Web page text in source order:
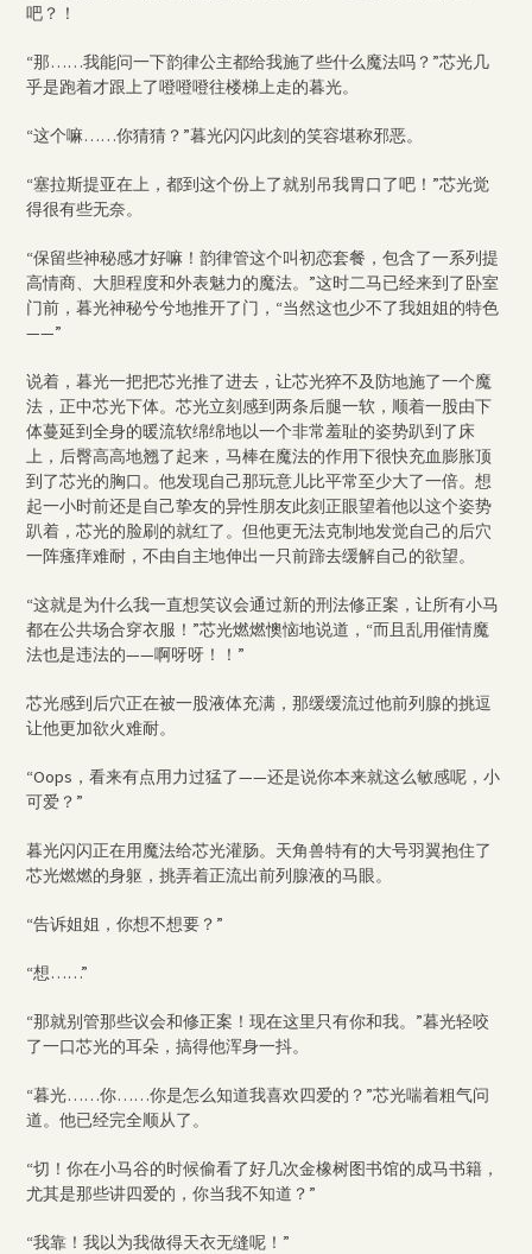
吧？！
“那……我能问一下韵律公主都给我施了些什么魔法吗？”芯光几
乎是跑着才跟上了噔噔噔往楼梯上走的暮光。
“这个嘛……你猜猜？”暮光闪闪此刻的笑容堪称邪恶。
“塞拉斯提亚在上，都到这个份上了就别吊我胃口了吧！”芯光觉
得很有些无奈。
“保留些神秘感才好嘛！韵律管这个叫初恋套餐，包含了一系列提
高情商、大胆程度和外表魅力的魔法。”这时二马已经来到了卧室
门前，暮光神秘兮兮地推开了门，“当然这也少不了我姐姐的特色
——”
说着，暮光一把把芯光推了进去，让芯光猝不及防地施了一个魔
法，正中芯光下体。芯光立刻感到两条后腿一软，顺着一股由下
体蔓延到全身的暖流软绵绵地以一个非常羞耻的姿势趴到了床
上，后臀高高地翘了起来，马棒在魔法的作用下很快充血膨胀顶
到了芯光的胸口。他发现自己那玩意儿比平常至少大了一倍。想
起一小时前还是自己挚友的异性朋友此刻正眼望着他以这个姿势
趴着，芯光的脸刷的就红了。但他更无法克制地发觉自己的后穴
一阵瘙痒难耐，不由自主地伸出一只前蹄去缓解自己的欲望。
“这就是为什么我一直想笑议会通过新的刑法修正案，让所有小马
都在公共场合穿衣服！”芯光燃燃懊恼地说道，“而且乱用催情魔
法也是违法的——啊呀呀！！”
芯光感到后穴正在被一股液体充满，那缓缓流过他前列腺的挑逗
让他更加欲火难耐。
“Oops，看来有点用力过猛了——还是说你本来就这么敏感呢，小
可爱？”
暮光闪闪正在用魔法给芯光灌肠。天角兽特有的大号羽翼抱住了
芯光燃燃的身躯，挑弄着正流出前列腺液的马眼。
“告诉姐姐，你想不想要？”
“想……”
“那就别管那些议会和修正案！现在这里只有你和我。”暮光轻咬
了一口芯光的耳朵，搞得他浑身一抖。
“暮光……你……你是怎么知道我喜欢四爱的？”芯光喘着粗气问
道。他已经完全顺从了。
“切！你在小马谷的时候偷看了好几次金橡树图书馆的成马书籍，
尤其是那些讲四爱的，你当我不知道？”
“我靠！我以为我做得天衣无缝呢！”